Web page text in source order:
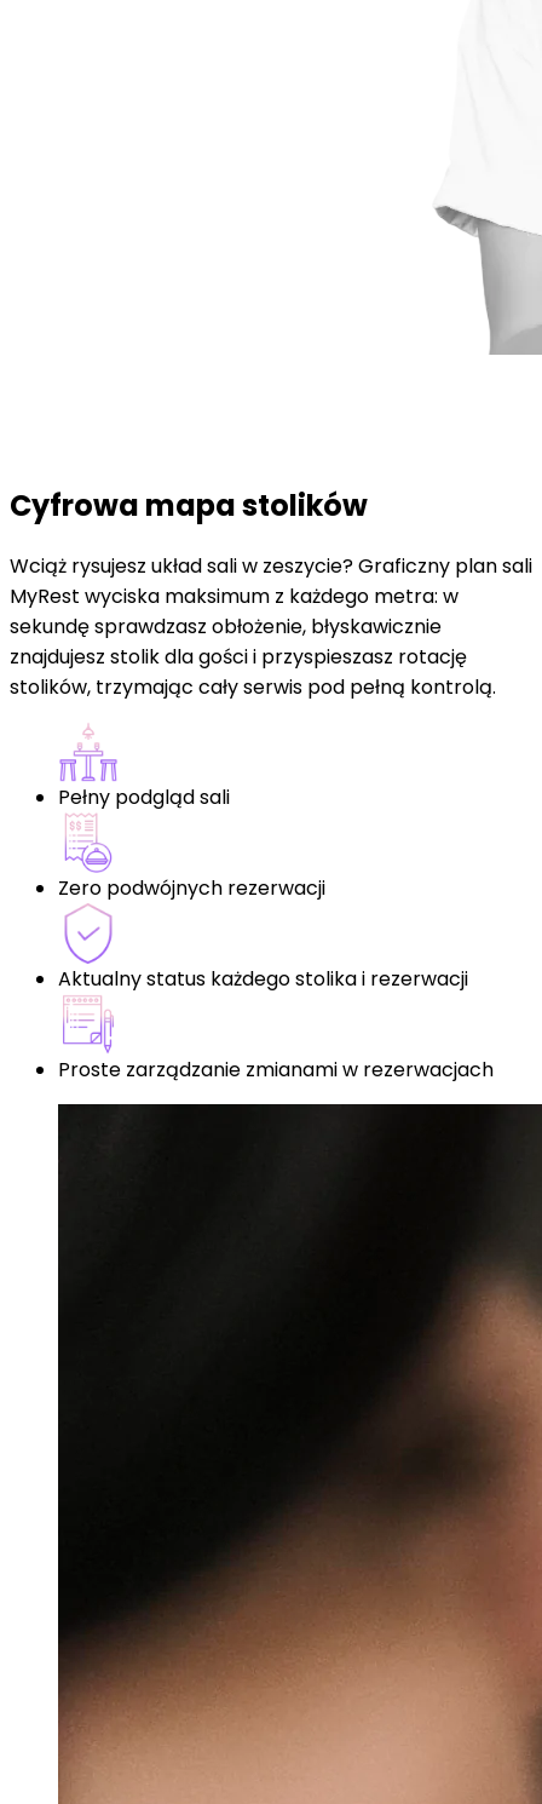
Cyfrowa mapa stolików
Wciąż rysujesz układ sali w zeszycie? Graficzny plan sali
MyRest wyciska maksimum z każdego metra: w
sekundę sprawdzasz obłożenie, błyskawicznie
znajdujesz stolik dla gości i przyspieszasz rotację
stolików, trzymając cały serwis pod pełną kontrolą.
Pełny podgląd sali
Zero podwójnych rezerwacji
Aktualny status każdego stolika i rezerwacji
Proste zarządzanie zmianami w rezerwacjach